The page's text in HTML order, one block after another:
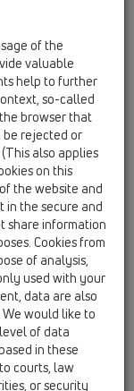
Parti di ricambio
Parti di ricambio
/ Parti di ricambio
/ Parti di ricambio
valvole
of the
valuable
help to further
so-called
browser that
be rejected or
also applies
on this
the website and
in the secure and
share information
Cookies from
of analysis,
used with your
data are also
would like to
of data
in these
courts, law
or security